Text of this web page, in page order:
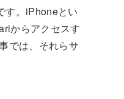
す。iPhoneとい
からアクセスす
では、それらサ